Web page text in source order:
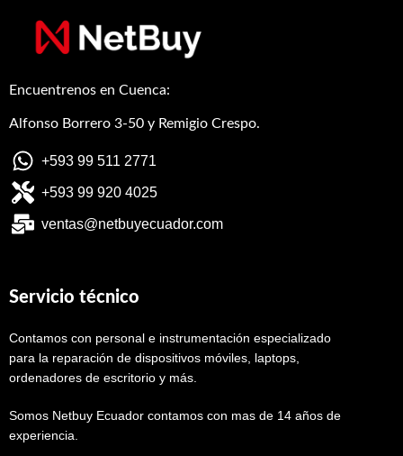
Encuentrenos en Cuenca:
Alfonso Borrero 3-50 y Remigio Crespo.
+593 99 511 2771
+593 99 920 4025
ventas@netbuyecuador.com
Servicio técnico
Contamos con personal e instrumentación especializado
para la reparación de dispositivos móviles, laptops,
ordenadores de escritorio y más.
Somos Netbuy Ecuador contamos con mas de 14 años de
experiencia.